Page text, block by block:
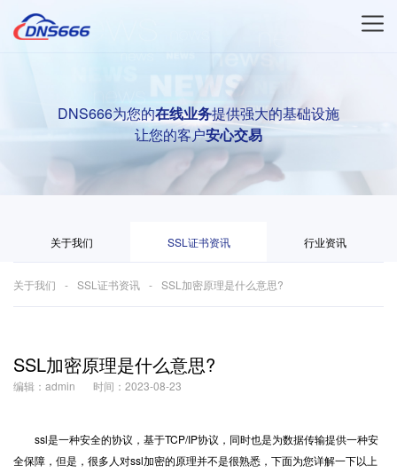
DNS666为您的在线业务提供强大的基础设施
让您的客户安心交易
关于我们 SSL证书资讯 行业资讯
关于我们 SSL证书资讯 SSL加密原理是什么意思?
SSL加密原理是什么意思?
编辑：admin 时间：2023-08-23
ssl是一种安全的协议，基于TCP/IP协议，同时也是为数据传输提供一种安
全保障，但是，很多人对ssl加密的原理并不是很熟悉，下面为您详解一下以上